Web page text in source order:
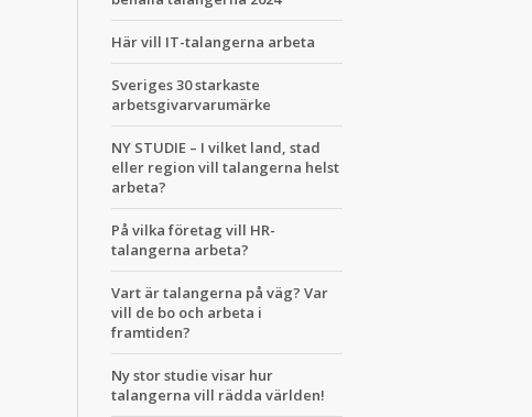
Här vill IT-talangerna arbeta
Sveriges 30 starkaste
arbetsgivarvarumärke
NY STUDIE – I vilket land, stad
eller region vill talangerna helst
arbeta?
På vilka företag vill HR-
talangerna arbeta?
Vart är talangerna på väg? Var
vill de bo och arbeta i
framtiden?
Ny stor studie visar hur
talangerna vill rädda världen!